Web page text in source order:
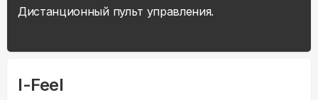
Дистанционный пульт управления.
I-Feel